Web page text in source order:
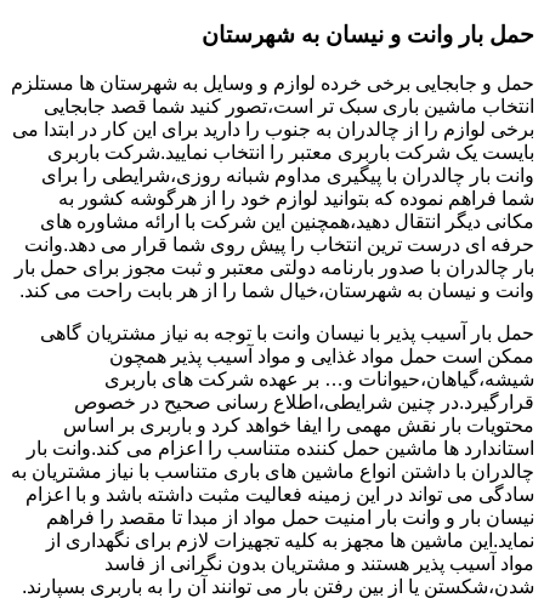
حمل بار وانت و نیسان به شهرستان
حمل و جابجایی برخی خرده لوازم و وسایل به شهرستان ها مستلزم
انتخاب ماشین باری سبک تر است،تصور کنید شما قصد جابجایی
برخی لوازم را از چالدران به جنوب را دارید برای این کار در ابتدا می
بایست یک شرکت باربری معتبر را انتخاب نمایید.شرکت باربری
وانت بار چالدران با پیگیری مداوم شبانه روزی،شرایطی را برای
شما فراهم نموده که بتوانید لوازم خود را از هرگوشه کشور به
مکانی دیگر انتقال دهید،همچنین این شرکت با ارائه مشاوره های
حرفه ای درست ترین انتخاب را پیش روی شما قرار می دهد.وانت
بار چالدران با صدور بارنامه دولتی معتبر و ثبت مجوز برای حمل بار
وانت و نیسان به شهرستان،خیال شما را از هر بابت راحت می کند.
حمل بار آسیب پذیر با نیسان وانت با توجه به نیاز مشتریان گاهی
ممکن است حمل مواد غذایی و مواد آسیب پذیر همچون
شیشه،گیاهان،حیوانات و… بر عهده شرکت های باربری
قرارگیرد.در چنین شرایطی،اطلاع رسانی صحیح در خصوص
محتویات بار نقش مهمی را ایفا خواهد کرد و باربری بر اساس
استاندارد ها ماشین حمل کننده متناسب را اعزام می کند.وانت بار
چالدران با داشتن انواع ماشین های باری متناسب با نیاز مشتریان به
سادگی می تواند در این زمینه فعالیت مثبت داشته باشد و با اعزام
نیسان بار و وانت بار امنیت حمل مواد از مبدا تا مقصد را فراهم
نماید.این ماشین ها مجهز به کلیه تجهیزات لازم برای نگهداری از
مواد آسیب پذیر هستند و مشتریان بدون نگرانی از فاسد
شدن،شکستن یا از بین رفتن بار می توانند آن را به باربری بسپارند.